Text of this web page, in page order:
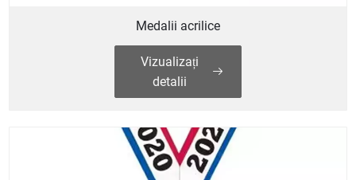
Medalii acrilice
Vizualizați
detalii